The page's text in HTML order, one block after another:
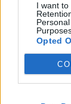
I want to
Opted